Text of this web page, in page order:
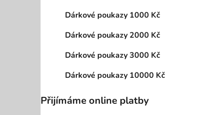
Dárkové poukazy 1000 Kč
Dárkové poukazy 2000 Kč
Dárkové poukazy 3000 Kč
Dárkové poukazy 10000 Kč
Přijímáme online platby